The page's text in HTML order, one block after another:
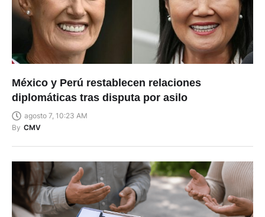
México y Perú restablecen relaciones
diplomáticas tras disputa por asilo
agosto 7, 10:23 AM
By CMV